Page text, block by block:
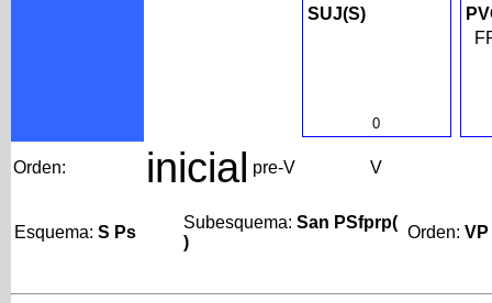
SUJ(S)
0
Orden: inicial pre-V V
Esquema: S Ps
Subesquema: San PSfprp(
)
Orden: VP